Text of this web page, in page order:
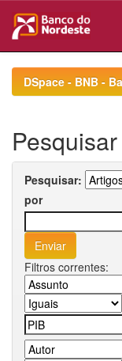
navigationDSpace - BNB -
Pesquisar
Pesquisar:
por
Filtros correntes: